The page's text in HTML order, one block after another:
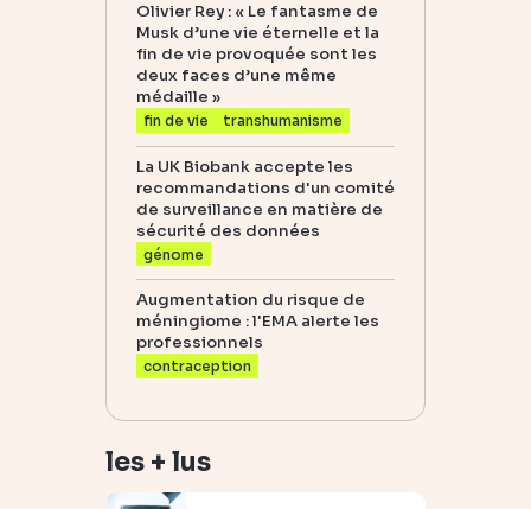
Olivier Rey : « Le fantasme de
Musk d’une vie éternelle et la
fin de vie provoquée sont les
deux faces d’une même
médaille »
fin de vie transhumanisme
La UK Biobank accepte les
recommandations d'un comité
de surveillance en matière de
sécurité des données
génome
Augmentation du risque de
méningiome : l'EMA alerte les
professionnels
contraception
les + lus